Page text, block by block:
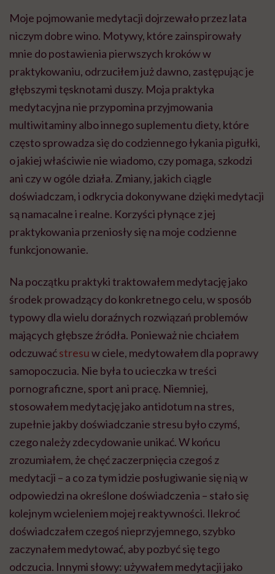
Moje pojmowanie medytacji dojrzewało przez lata
niczym dobre wino. Motywy, które zainspirowały
mnie do postawienia pierwszych kroków w
praktykowaniu, odrzuciłem już dawno, zastępując je
głębszymi tęsknotami duszy. Moja praktyka
medytacyjna nie przypomina przyjmowania
multiwitaminy albo innego suplementu diety, które
często sprowadza się do codziennego łykania pigułki,
o jakiej właściwie nie wiadomo, czy pomaga, szkodzi
ani czy w ogóle działa. Zmiany, jakich ciągle
doświadczam, i odkrycia dokonywane dzięki medytacji
są namacalne i realne. Korzyści płynące z jej
praktykowania przeniosły się na moje codzienne
funkcjonowanie.
Na początku praktyki traktowałem medytację jako
środek prowadzący do konkretnego celu, w sposób
typowy dla wielu doraźnych rozwiązań problemów
mających głębsze źródła. Ponieważ nie chciałem
odczuwaćstresuw ciele, medytowałem dla poprawy
samopoczucia. Nie była to ucieczka w treści
pornograficzne, sport ani pracę. Niemniej,
stosowałem medytację jako antidotum na stres,
zupełnie jakby doświadczanie stresu było czymś,
czego należy zdecydowanie unikać. W końcu
zrozumiałem, że chęć zaczerpnięcia czegoś z
medytacji – a co za tym idzie posługiwanie się nią w
odpowiedzi na określone doświadczenia – stało się
kolejnym wcieleniem mojej reaktywności. Ilekroć
doświadczałem czegoś nieprzyjemnego, szybko
zaczynałem medytować, aby pozbyć się tego
odczucia. Innymi słowy: używałem medytacji jako